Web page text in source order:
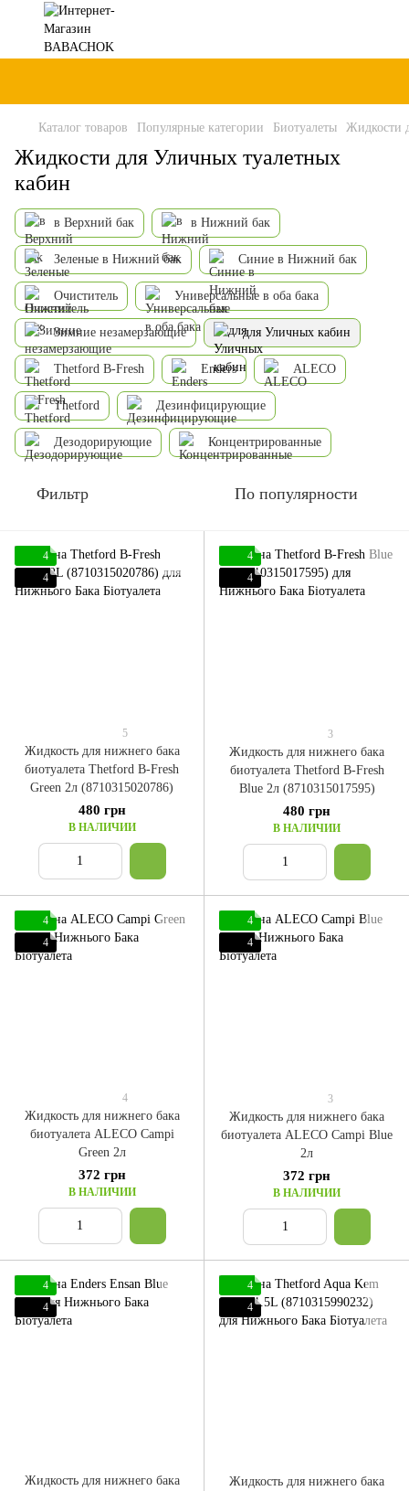
Каталог товаров Популярные категории Биотуалеты Жидкости
Жидкости для Уличных туалетных
кабин
в Верхний бак в Нижний бак
Зеленые в Нижний бак Синие в Нижний бак
Очиститель Универсальные в оба бака
Зимние незамерзающие для Уличных кабин
Thetford B-Fresh Enders ALECO
Thetford Дезинфицирующие
Дезодорирующие Концентрированные
Фильтр По популярности
4
4
5
Жидкость для нижнего бака
биотуалета Thetford B-Fresh
Green 2л (8710315020786)
480 грн
В НАЛИЧИИ
4
4
3
Жидкость для нижнего бака
биотуалета Thetford B-Fresh
Blue 2л (8710315017595)
480 грн
В НАЛИЧИИ
4
4
4
Жидкость для нижнего бака
биотуалета ALECO Campi
Green 2л
372 грн
В НАЛИЧИИ
4
4
3
Жидкость для нижнего бака
биотуалета ALECO Campi Blue
2л
372 грн
В НАЛИЧИИ
4
4
Жидкость для нижнего бака
4
4
Жидкость для нижнего бака